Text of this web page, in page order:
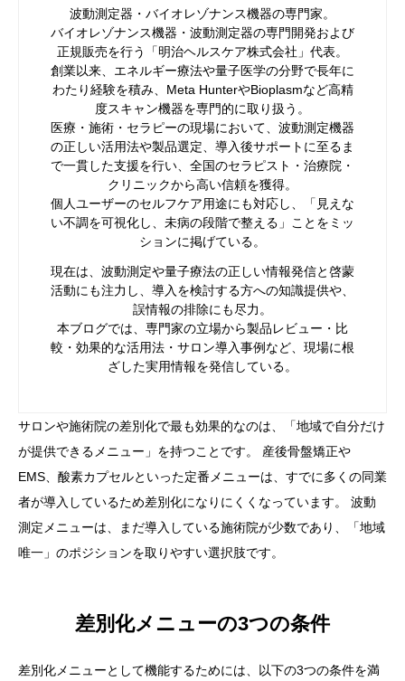
波動測定器・バイオレゾナンス機器の専門家。
バイオレゾナンス機器・波動測定器の専門開発および
正規販売を行う「明治ヘルスケア株式会社」代表。
創業以来、エネルギー療法や量子医学の分野で長年に
わたり経験を積み、Meta HunterやBioplasmなど高精
度スキャン機器を専門的に取り扱う。
医療・施術・セラピーの現場において、波動測定機器
の正しい活用法や製品選定、導入後サポートに至るま
で一貫した支援を行い、全国のセラピスト・治療院・
クリニックから高い信頼を獲得。
個人ユーザーのセルフケア用途にも対応し、「見えな
い不調を可視化し、未病の段階で整える」ことをミッ
ションに掲げている。
現在は、波動測定や量子療法の正しい情報発信と啓蒙
活動にも注力し、導入を検討する方への知識提供や、
誤情報の排除にも尽力。
本ブログでは、専門家の立場から製品レビュー・比
較・効果的な活用法・サロン導入事例など、現場に根
ざした実用情報を発信している。
サロンや施術院の差別化で最も効果的なのは、「地域で自分だけ
が提供できるメニュー」を持つことです。 産後骨盤矯正や
EMS、酸素カプセルといった定番メニューは、すでに多くの同業
者が導入しているため差別化になりにくくなっています。 波動
測定メニューは、まだ導入している施術院が少数であり、「地域
唯一」のポジションを取りやすい選択肢です。
差別化メニューの3つの条件
差別化メニューとして機能するためには、以下の3つの条件を満